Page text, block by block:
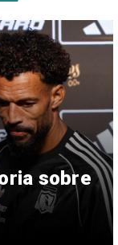
sobre